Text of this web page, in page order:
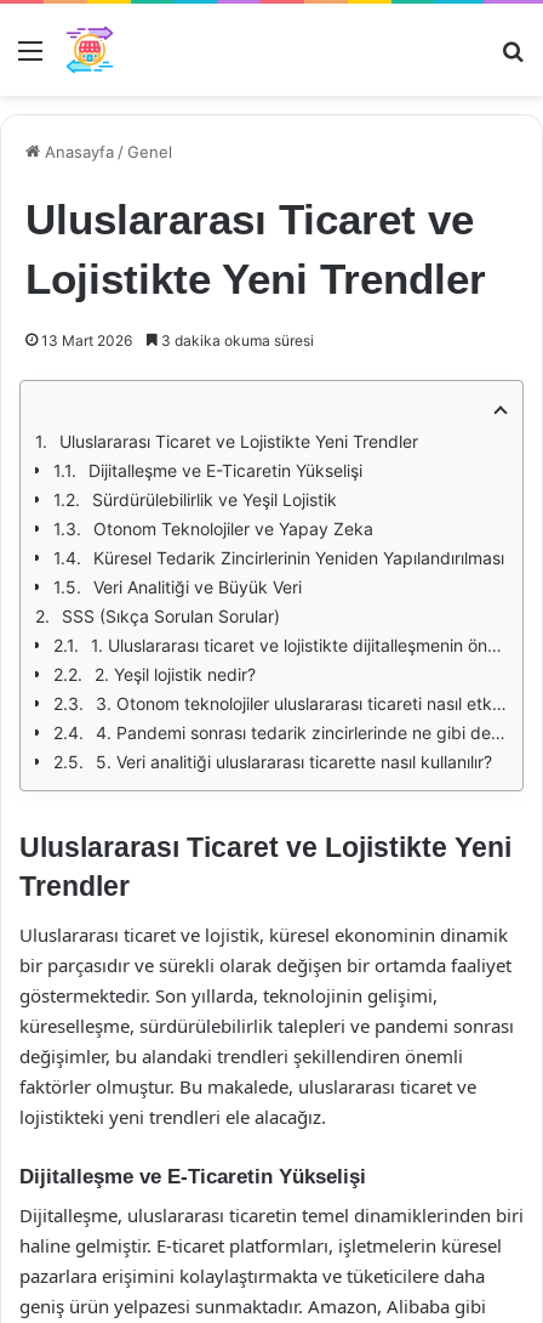
Menü
Anasayfa /Genel
Uluslararası Ticaret ve
Lojistikte Yeni Trendler
13 Mart 2026 3 dakika okuma süresi
Uluslararası Ticaret ve Lojistikte Yeni Trendler
Dijitalleşme ve E-Ticaretin Yükselişi
Sürdürülebilirlik ve Yeşil Lojistik
Otonom Teknolojiler ve Yapay Zeka
Küresel Tedarik Zincirlerinin Yeniden Yapılandırılması
Veri Analitiği ve Büyük Veri
SSS (Sıkça Sorulan Sorular)
1. Uluslararası ticaret ve lojistikte dijitalleşmenin önemi nedir?
2. Yeşil lojistik nedir?
3. Otonom teknolojiler uluslararası ticareti nasıl etkiler?
4. Pandemi sonrası tedarik zincirlerinde ne gibi değişiklikler olmuştur?
5. Veri analitiği uluslararası ticarette nasıl kullanılır?
Uluslararası Ticaret ve Lojistikte Yeni
Trendler
Uluslararası ticaret ve lojistik, küresel ekonominin dinamik
bir parçasıdır ve sürekli olarak değişen bir ortamda faaliyet
göstermektedir. Son yıllarda, teknolojinin gelişimi,
küreselleşme, sürdürülebilirlik talepleri ve pandemi sonrası
değişimler, bu alandaki trendleri şekillendiren önemli
faktörler olmuştur. Bu makalede, uluslararası ticaret ve
lojistikteki yeni trendleri ele alacağız.
Dijitalleşme ve E-Ticaretin Yükselişi
Dijitalleşme, uluslararası ticaretin temel dinamiklerinden biri
haline gelmiştir. E-ticaret platformları, işletmelerin küresel
pazarlara erişimini kolaylaştırmakta ve tüketicilere daha
geniş ürün yelpazesi sunmaktadır. Amazon, Alibaba gibi